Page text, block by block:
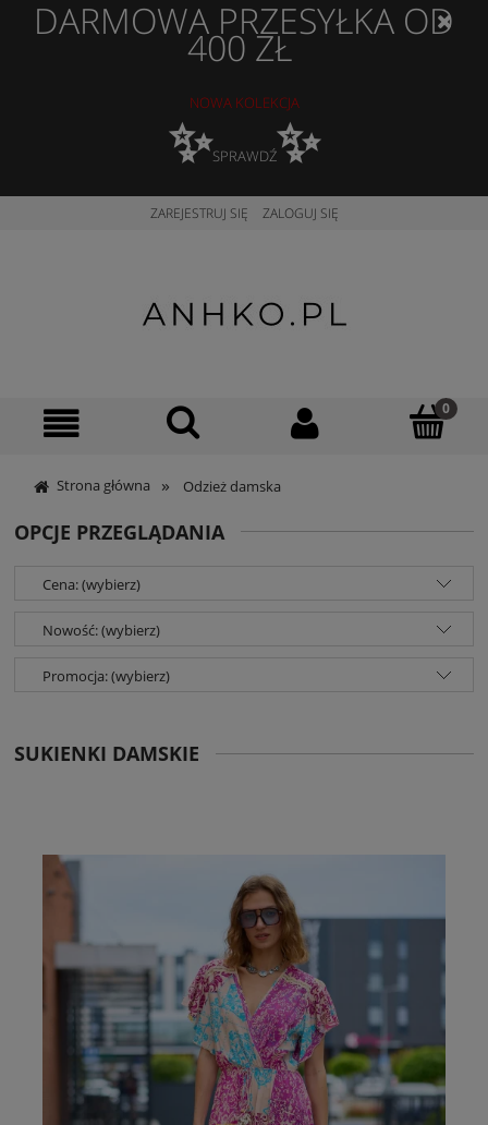
DARMOWA PRZESYŁKA OD
400 ZŁ
NOWA KOLEKCJA
✨SPRAWDŹ✨
ZAREJESTRUJ SIĘ ZALOGUJ SIĘ
Strona główna » Odzież damska
OPCJE PRZEGLĄDANIA
Cena: (wybierz)
Nowość: (wybierz)
Promocja: (wybierz)
SUKIENKI DAMSKIE